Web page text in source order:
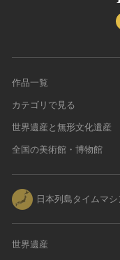
作品一覧
カテゴリで見る
世界遺産と無形文化遺産
全国の美術館・博物館
日本列島タイムマ
世界遺産